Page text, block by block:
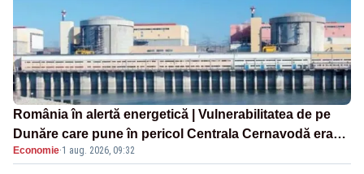
România în alertă energetică | Vulnerabilitatea de pe
Dunăre care pune în pericol Centrala Cernavodă era
cunoscută de pe vremea lui Ceaușescu
Economie·1 aug. 2026, 09:32